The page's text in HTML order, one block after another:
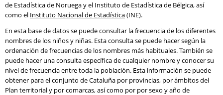
de Estadística de Noruega y el Instituto de Estadística de Bélgica, así
como el Instituto Nacional de Estadística(INE).
En esta base de datos se puede consultar la frecuencia de los diferentes
nombres de los niños y niñas. Esta consulta se puede hacer según la
ordenación de frecuencias de los nombres más habituales. También se
puede hacer una consulta específica de cualquier nombre y conocer su
nivel de frecuencia entre toda la población. Esta información se puede
obtener para el conjunto de Cataluña por provincias, por ámbitos del
Plan territorial y por comarcas, así como por por sexo y año de